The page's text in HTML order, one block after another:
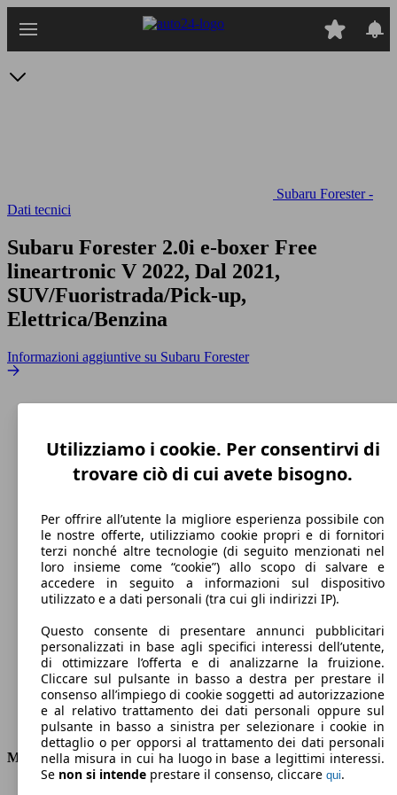
Subaru Forester -
Dati tecnici
Subaru Forester 2.0i e-boxer Free
lineartronic V 2022, Dal 2021,
SUV/Fuoristrada/Pick-up,
Elettrica/Benzina
Informazioni aggiuntive su Subaru Forester
188 km/h
Elettrica/Benzina
Carburante
Motore e Prestazioni
Utilizziamo i cookie. Per consentirvi di
trovare ciò di cui avete bisogno.
Per offrire all’utente la migliore esperienza possibile con
le nostre offerte, utilizziamo cookie propri e di fornitori
terzi nonché altre tecnologie (di seguito menzionati nel
loro insieme come “cookie”) allo scopo di salvare e
accedere in seguito a informazioni sul dispositivo
utilizzato e a dati personali (tra cui gli indirizzi IP).
Questo consente di presentare annunci pubblicitari
personalizzati in base agli specifici interessi dell’utente,
di ottimizzare l’offerta e di analizzarne la fruizione.
Cliccare sul pulsante in basso a destra per prestare il
consenso all’impiego di cookie soggetti ad autorizzazione
e al relativo trattamento dei dati personali oppure sul
pulsante in basso a sinistra per selezionare i cookie in
dettaglio o per opporsi al trattamento dei dati personali
nella misura in cui ha luogo in base a legittimi interessi.
Se non si intende prestare il consenso, cliccare qui.